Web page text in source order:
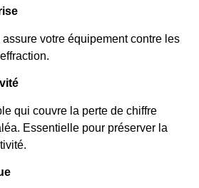
votre équipement contre les
qui couvre la perte de chiffre
Essentielle pour préserver la